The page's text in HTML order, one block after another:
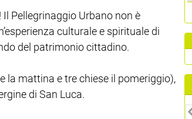
Pellegrinaggio Urbano non è
culturale e spirituale di
del patrimonio cittadino.
la mattina e tre chiese il pomeriggio),
di San Luca.